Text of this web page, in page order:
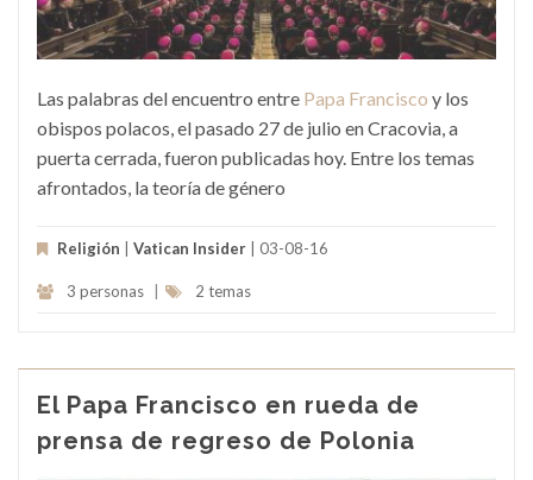
Las palabras del encuentro entre Papa Francisco y los
obispos polacos, el pasado 27 de julio en Cracovia, a
puerta cerrada, fueron publicadas hoy. Entre los temas
afrontados, la teoría de género
Religión Vatican Insider | 03-08-16
3 personas 2 temas
El Papa Francisco en rueda de
prensa de regreso de Polonia